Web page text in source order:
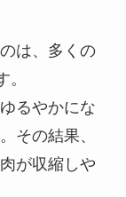
は、多くの
るやかにな
その結果、
が収縮しや